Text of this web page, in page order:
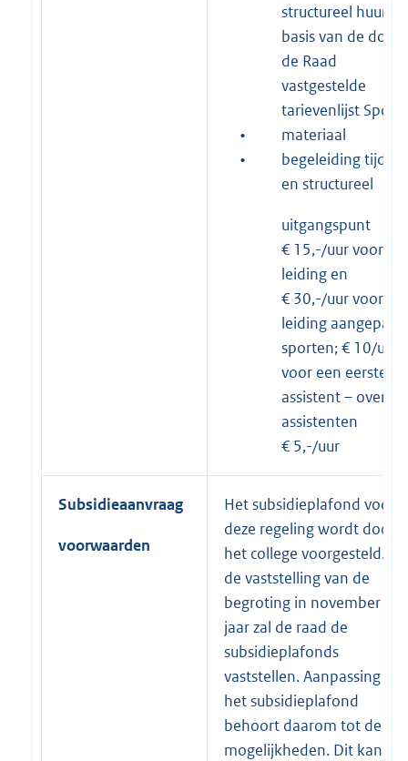
structureel huur op
basis van de door
de Raad
vastgestelde
tarievenlijst Sport
•
materiaal
•
begeleiding
en structureel
uitgangspunt
€ 15,-/uur voor
leiding en
€ 30,-/uur voor
leiding aangepast
sporten; € 10/uur
voor een eerste
assistent – overige
assistenten
€ 5,-/uur
Subsidieaanvraag
voorwaarden
Het subsidieplafond voor
deze regeling wordt door
het college voorgesteld. Bij
de vaststelling van de
begroting in november dit
jaar zal de raad de
subsidieplafonds
vaststellen. Aanpassing van
het subsidieplafond
behoort daarom tot de
mogelijkheden. Dit kan